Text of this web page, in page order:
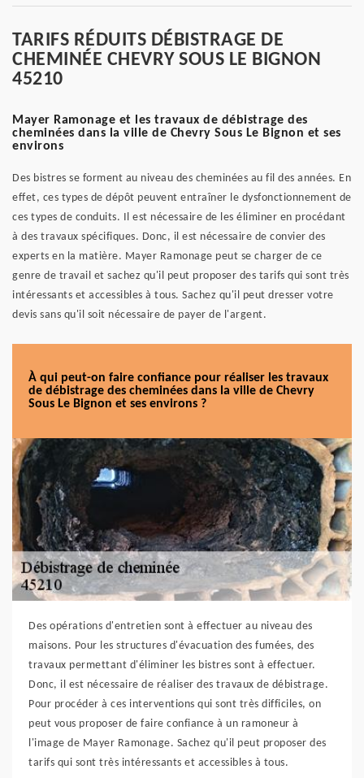
TARIFS RÉDUITS DÉBISTRAGE DE
CHEMINÉE CHEVRY SOUS LE BIGNON
45210
Mayer Ramonage et les travaux de débistrage des
cheminées dans la ville de Chevry Sous Le Bignon et ses
environs
Des bistres se forment au niveau des cheminées au fil des années. En
effet, ces types de dépôt peuvent entraîner le dysfonctionnement de
ces types de conduits. Il est nécessaire de les éliminer en procédant
à des travaux spécifiques. Donc, il est nécessaire de convier des
experts en la matière. Mayer Ramonage peut se charger de ce
genre de travail et sachez qu'il peut proposer des tarifs qui sont très
intéressants et accessibles à tous. Sachez qu'il peut dresser votre
devis sans qu'il soit nécessaire de payer de l'argent.
À qui peut-on faire confiance pour réaliser les travaux
de débistrage des cheminées dans la ville de Chevry
Sous Le Bignon et ses environs ?
Des opérations d'entretien sont à effectuer au niveau des
maisons. Pour les structures d'évacuation des fumées, des
travaux permettant d'éliminer les bistres sont à effectuer.
Donc, il est nécessaire de réaliser des travaux de débistrage.
Pour procéder à ces interventions qui sont très difficiles, on
peut vous proposer de faire confiance à un ramoneur à
l'image de Mayer Ramonage. Sachez qu'il peut proposer des
tarifs qui sont très intéressants et accessibles à tous.